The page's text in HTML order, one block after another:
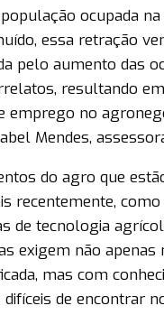
ocupada
essa retração
pelo aumento das
resultando
emprego no
Mendes,
do agro que
recentemente,
de tecnologia
exigem não apenas
mas com
difíceis de encontrar